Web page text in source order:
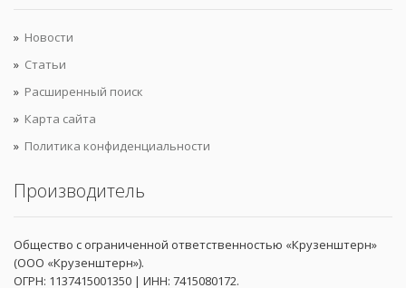
Новости
Статьи
Расширенный поиск
Карта сайта
Политика конфиденциальности
Производитель
Общество с ограниченной ответственностью «Крузенштерн»
(ООО «Крузенштерн»).
ОГРН: 1137415001350 | ИНН: 7415080172.